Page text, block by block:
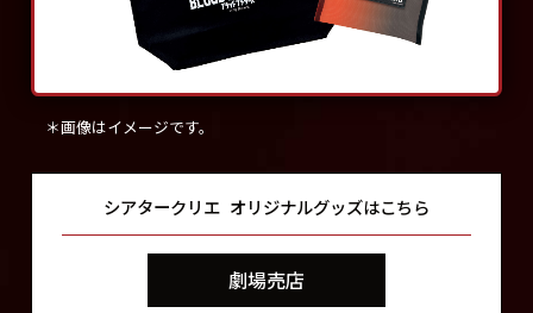
＊画像はイメージです。
シアタークリエ オリジナルグッズはこちら
劇場売店